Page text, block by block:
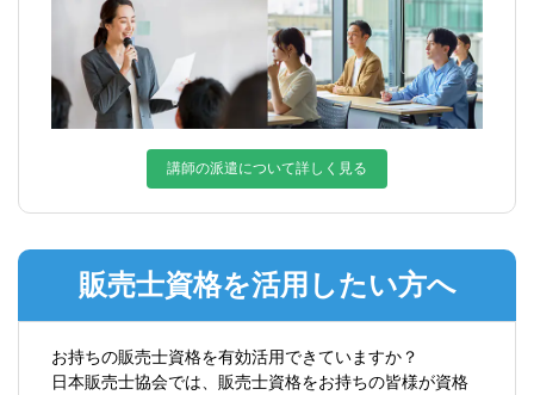
講師の派遣について詳しく見る
販売士資格を活用したい方へ
お持ちの販売士資格を有効活用できていますか？
日本販売士協会では、販売士資格をお持ちの皆様が資格